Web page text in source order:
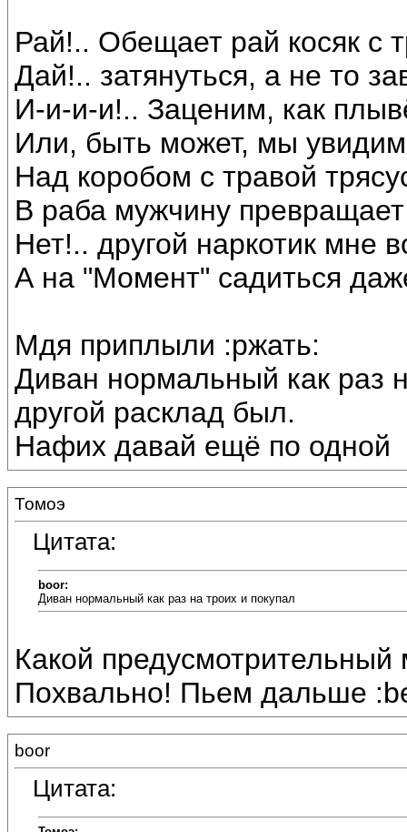
Рай!.. Обещает рай косяк с
Дай!.. затянуться, а не то
И-и-и-и!.. Заценим, как
Или, быть может, мы
Над коробом с травой
В раба мужчину
Нет!.. другой наркотик мне
А на "Момент" садиться
Мдя приплыли :ржать:
Диван нормальный как раз
другой расклад был.
Нафих давай ещё по одной
Томоэ
Цитата:
boor:
Диван нормальный как раз на троих и покупал
Какой
Похвально! Пьем дальше
boor
Цитата: